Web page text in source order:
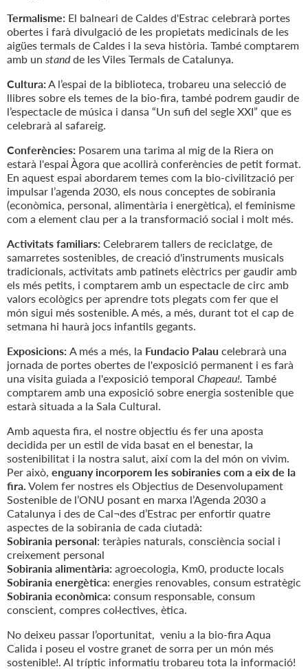
Termalisme: El balneari de Caldes d'Estrac celebrarà portes
obertes i farà divulgació de les propietats medicinals de les
aigües termals de Caldes i la seva història. També comptarem
amb un standde les Viles Termals de Catalunya.
Cultura: A l’espai de la biblioteca, trobareu una selecció de
llibres sobre els temes de la bio-fira, també podrem gaudir de
l’espectacle de música i dansa “Un sufi del segle XXI” que es
celebrarà al safareig.
Conferències: Posarem una tarima al mig de la Riera on
estarà l'espai Àgora que acollirà conferències de petit format.
En aquest espai abordarem temes com la bio-civilització per
impulsar l’agenda 2030, els nous conceptes de sobirania
(econòmica, personal, alimentària i energètica), el feminisme
com a element clau per a la transformació social i molt més.
Activitats familiars: Celebrarem tallers de reciclatge, de
samarretes sostenibles, de creació d'instruments musicals
tradicionals, activitats amb patinets elèctrics per gaudir amb
els més petits, i comptarem amb un espectacle de circ amb
valors ecològics per aprendre tots plegats com fer que el
món sigui més sostenible. A més, a més, durant tot el cap de
setmana hi haurà jocs infantils gegants.
Exposicions: A més a més, la Fundacio Palau celebrarà una
jornada de portes obertes de l'exposició permanent i es farà
una visita guiada a l'exposició temporal Chapeau!. També
comptarem amb una exposició sobre energia sostenible que
estarà situada a la Sala Cultural.
Amb aquesta fira, el nostre objectiu és fer una aposta
decidida per un estil de vida basat en el benestar, la
sostenibilitat i la nostra salut, així com la del món on vivim.
Per això, enguany incorporem les sobiranies com a eix de la
fira. Volem fer nostres els Objectius de Desenvolupament
Sostenible de l’ONU posant en marxa l’Agenda 2030 a
Catalunya i des de Cal¬des d’Estrac per enfortir quatre
aspectes de la sobirania de cada ciutadà:
Sobirania personal: teràpies naturals, consciència social i
creixement personal
Sobirania alimentària: agroecologia, Km0, producte locals
Sobirania energètica: energies renovables, consum estratègic
Sobirania econòmica: consum responsable, consum
conscient, compres col·lectives, ètica.
No deixeu passar l’oportunitat, veniu a la bio-fira Aqua
Calida i poseu el vostre granet de sorra per un món més
sostenible!. Al tríptic informatiu trobareu tota la informació!